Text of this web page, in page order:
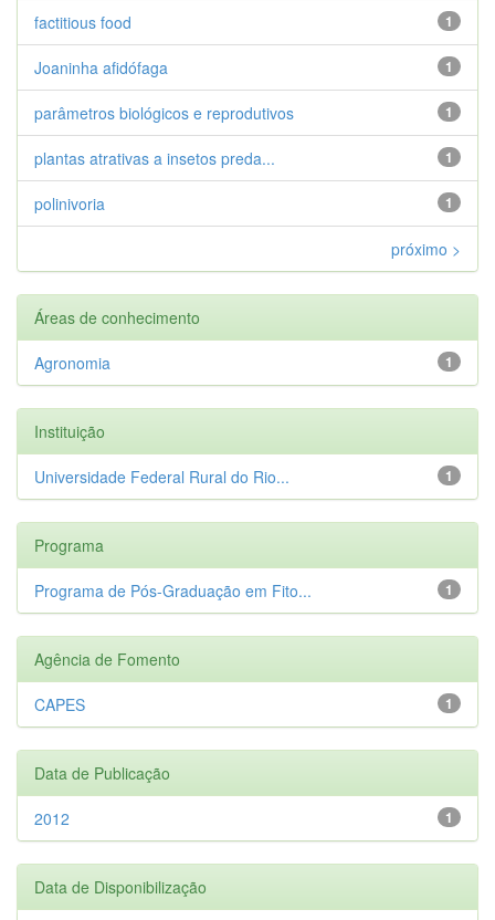
1
factitious food
1
Joaninha afidófaga
1
parâmetros biológicos e reprodutivos
1
plantas atrativas a insetos preda...
1
polinivoria
próximo >
Áreas de conhecimento
1
Agronomia
Instituição
1
Universidade Federal Rural do Rio...
Programa
1
Programa de Pós-Graduação em Fito...
Agência de Fomento
1
CAPES
Data de Publicação
1
2012
Data de Disponibilização